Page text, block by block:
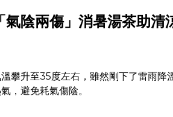
陰兩傷」消暑湯茶助清
攀升至35度左右，雖然剛下了雷雨
，避免耗氣傷陰。